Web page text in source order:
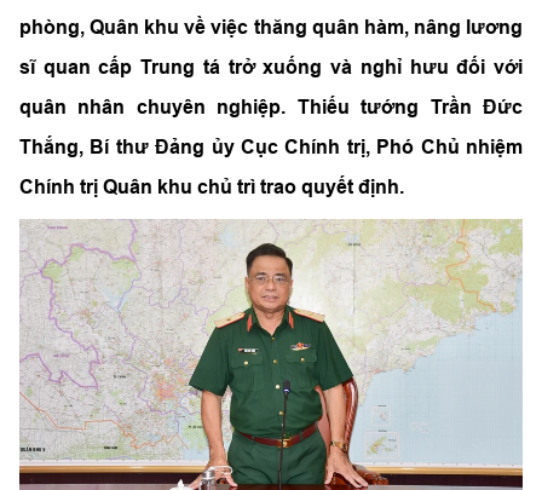
phòng, Quân khu về việc thăng quân hàm, nâng lương
sĩ quan cấp Trung tá trở xuống và nghỉ hưu đối với
quân nhân chuyên nghiệp. Thiếu tướng Trần Đức
Thắng, Bí thư Đảng ủy Cục Chính trị, Phó Chủ nhiệm
Chính trị Quân khu chủ trì trao quyết định.